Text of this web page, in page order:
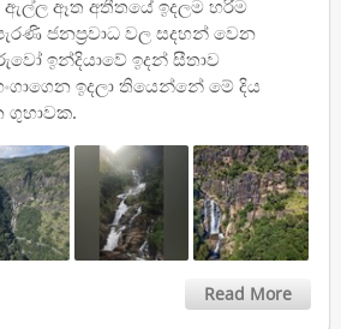
ඇල්ල ඈත අතීතයේ ඉදලම හරිම
ජනප්‍රවාධ වල සදහන් වෙන
ඉන්දියාවේ ඉදන් සීතාව
ඉදලා තියෙන්නේ මේ දිය
Read More